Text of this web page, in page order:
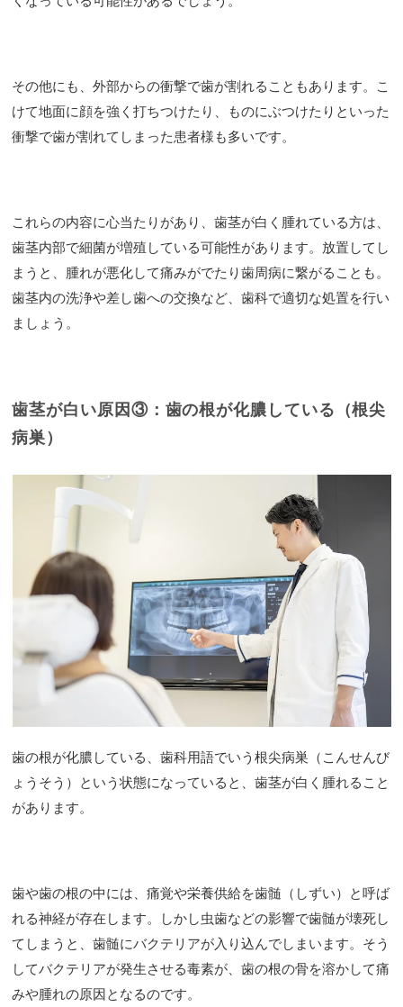
その他にも、外部からの衝撃で歯が割れることもあります。こ
けて地面に顔を強く打ちつけたり、ものにぶつけたりといった
衝撃で歯が割れてしまった患者様も多いです。
これらの内容に心当たりがあり、歯茎が白く腫れている方は、
歯茎内部で細菌が増殖している可能性があります。放置してし
まうと、腫れが悪化して痛みがでたり歯周病に繋がることも。
歯茎内の洗浄や差し歯への交換など、歯科で適切な処置を行い
ましょう。
歯茎が白い原因③：歯の根が化膿している（根尖
病巣）
歯の根が化膿している、歯科用語でいう根尖病巣（こんせんび
ょうそう）という状態になっていると、歯茎が白く腫れること
があります。
歯や歯の根の中には、痛覚や栄養供給を歯髄（しずい）と呼ば
れる神経が存在します。しかし虫歯などの影響で歯髄が壊死し
てしまうと、歯髄にバクテリアが入り込んでしまいます。そう
してバクテリアが発生させる毒素が、歯の根の骨を溶かして痛
みや腫れの原因となるのです。